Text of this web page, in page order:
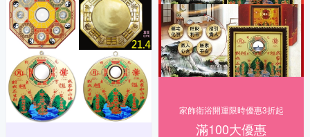
家飾衛浴開運限時優惠3折起
滿100大優惠